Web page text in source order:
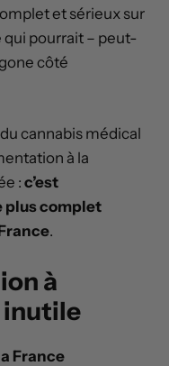
et sérieux sur
qui pourrait – peut-
côté
cannabis médical
à la
: c’est
plus complet
.
à
inutile
France